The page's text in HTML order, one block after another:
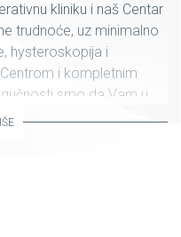
kliniku i naš Centar
trudnoće, uz minimalno
hysteroskopija i
i kompletnim
smo da Vam u
i terapiju na